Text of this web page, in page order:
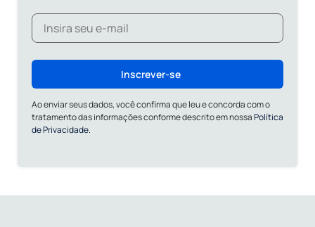
Inscrever-se
Ao enviar seus dados, você confirma que leu e concorda com o
tratamento das informações conforme descrito em nossaPolítica
de Privacidade.